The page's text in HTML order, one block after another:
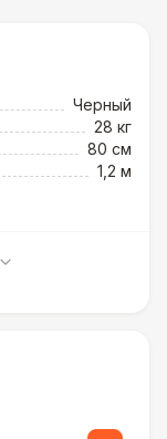
Черный
28 кг
80 см
1,2 м